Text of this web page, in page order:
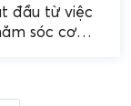
đầu từ việc
sóc cơ